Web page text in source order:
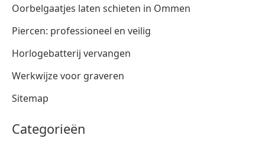
Oorbelgaatjes laten schieten in Ommen
Piercen: professioneel en veilig
Horlogebatterij vervangen
Werkwijze voor graveren
Sitemap
Categorieën